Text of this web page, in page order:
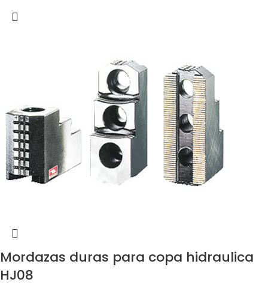
Mordazas duras para copa hidraulica
HJ08